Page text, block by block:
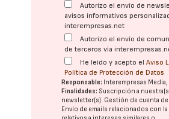
Autorizo el envío de
avisos informativos
interempresas.net
Autorizo el envío de
de terceros vía
He leído y acepto elAviso
Política de Protección de Datos
Responsable: Interempresas Media,
Finalidades: Suscripción a
newsletter(s). Gestión de cuenta
Envío de emails relacionados con la